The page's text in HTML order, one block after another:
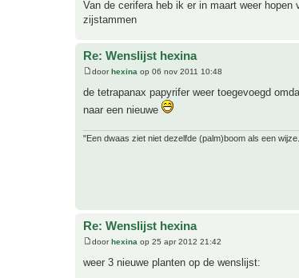
Van de cerifera heb ik er in maart weer
zijstammen
Re: Wenslijst hexina
doorhexina op 06 nov 2011 10:48
de tetrapanax papyrifer weer toegevoegd
naar een nieuwe
"Een dwaas ziet niet dezelfde (palm)boom als een
Re: Wenslijst hexina
doorhexina op 25 apr 2012 21:42
weer 3 nieuwe planten op de wenslijst: